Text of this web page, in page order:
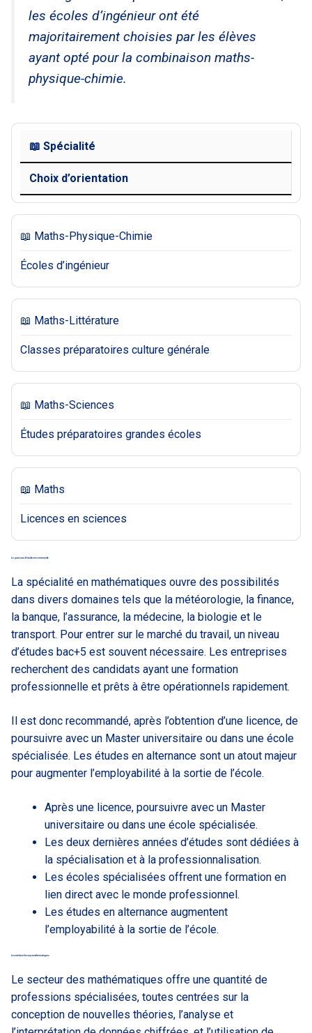
les écoles d’ingénieur ont été
majoritairement choisies par les élèves
ayant opté pour la combinaison maths-
physique-chimie.
📖 Spécialité
Choix d’orientation
📖 Maths-Physique-Chimie
Écoles d’ingénieur
📖 Maths-Littérature
Classes préparatoires culture générale
📖 Maths-Sciences
Études préparatoires grandes écoles
📖 Maths
Licences en sciences
Le parcours d’études recommandé
La spécialité en mathématiques ouvre des possibilités
dans divers domaines tels que la météorologie, la finance,
la banque, l’assurance, la médecine, la biologie et le
transport. Pour entrer sur le marché du travail, un niveau
d’études bac+5 est souvent nécessaire. Les entreprises
recherchent des candidats ayant une formation
professionnelle et prêts à être opérationnels rapidement.
Il est donc recommandé, après l’obtention d’une licence, de
poursuivre avec un Master universitaire ou dans une école
spécialisée. Les études en alternance sont un atout majeur
pour augmenter l’employabilité à la sortie de l’école.
Après une licence, poursuivre avec un Master
universitaire ou dans une école spécialisée.
Les deux dernières années d’études sont dédiées à
la spécialisation et à la professionnalisation.
Les écoles spécialisées offrent une formation en
lien direct avec le monde professionnel.
Les études en alternance augmentent
l’employabilité à la sortie de l’école.
Les métiers liés aux mathématiques
Le secteur des mathématiques offre une quantité de
professions spécialisées, toutes centrées sur la
conception de nouvelles théories, l’analyse et